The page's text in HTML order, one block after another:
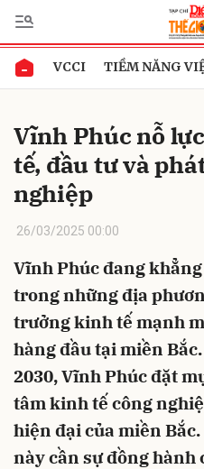
VCCI TIỀM NĂNG
Vĩnh Phúc nỗ
tế, đầu tư và
nghiệp
26/03/2025 00:00
Vĩnh Phúc đang
trong những địa
trưởng kinh tế mạnh
hàng đầu tại miền
2030, Vĩnh Phúc đặt
tâm kinh tế công
hiện đại của miền
này cần sự đồng hành
Gửi bình luận